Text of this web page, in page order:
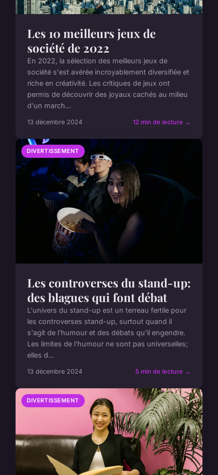
Les 10 meilleurs jeux de
société de 2022
En 2022, la sélection des meilleurs jeux de
société s'est avérée incroyablement diversifiée et
riche en créativité. Les critiques de jeux ont
permis de découvrir des joyaux cachés au milieu
d'un march...
13 décembre 2024 12 min de lecture →
DIVERTISSEMENT
Les controverses du stand-up:
des blagues qui font débat
L'univers du stand-up est un terreau fertile pour
les controverses stand-up, surtout quand il
s'agit de l'humour et des débats qu'il engendre.
Les limites de l'humour ne sont pas universelles;
elles d...
13 décembre 2024 5 min de lecture →
DIVERTISSEMENT